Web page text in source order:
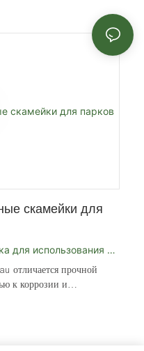
и дерево, устойчив
скамейки для
для использования в
отличается прочной
к коррозии и
отдыха.